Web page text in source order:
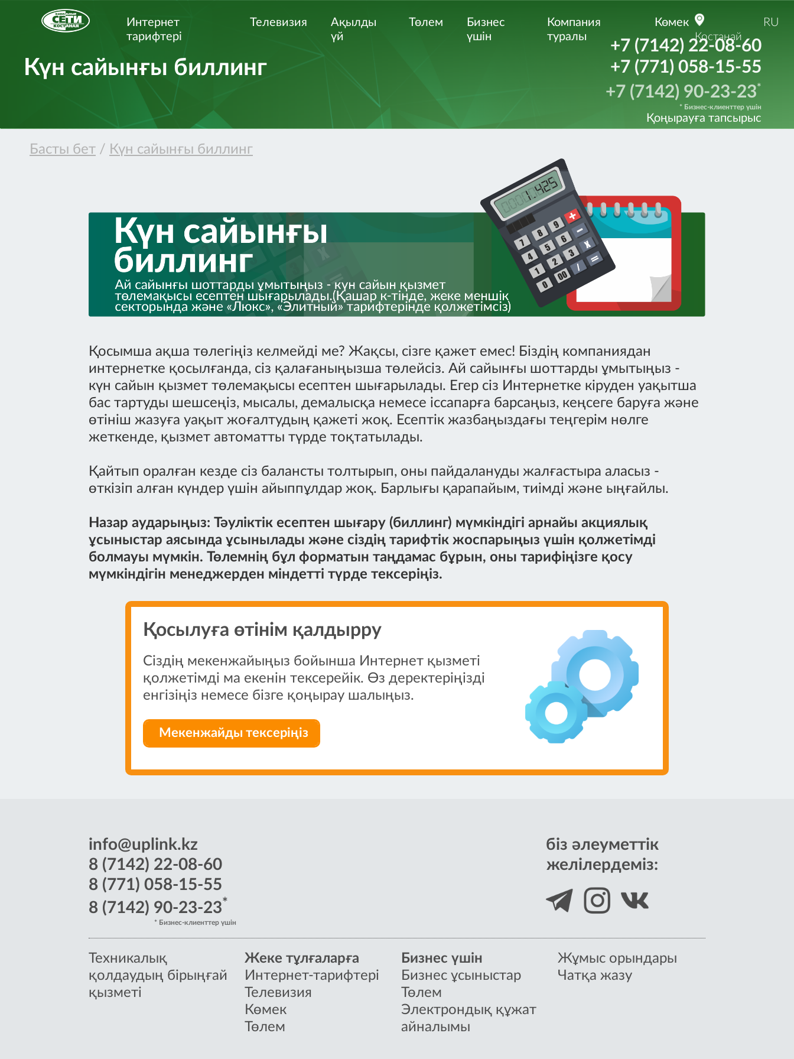
Интернет
тарифтерi
Телевизия
Ақылды
үй
Төлем
Бизнес
үшін
Компания
туралы
Көмек
Костанай
RU
Күн сайынғы биллинг
+7 (7142) 22-08-60
+7 (771) 058-15-55
+7 (7142) 90-23-23*
* Бизнес-клиенттер үшін
Қоңырауға тапсырыс
Басты бет / Күн сайынғы биллинг
Қосымша ақша төлегіңіз келмейді ме? Жақсы, сізге қажет емес! Біздің компаниядан
интернетке қосылғанда, сіз қалағаныңызша төлейсіз. Ай сайынғы шоттарды ұмытыңыз -
күн сайын қызмет төлемақысы есептен шығарылады. Егер сіз Интернетке кіруден уақытша
бас тартуды шешсеңіз, мысалы, демалысқа немесе іссапарға барсаңыз, кеңсеге баруға және
өтініш жазуға уақыт жоғалтудың қажеті жоқ. Есептік жазбаңыздағы теңгерім нөлге
жеткенде, қызмет автоматты түрде тоқтатылады.
Қайтып оралған кезде сіз балансты толтырып, оны пайдалануды жалғастыра аласыз -
өткізіп алған күндер үшін айыппұлдар жоқ. Барлығы қарапайым, тиімді және ыңғайлы.
Назар аударыңыз: Тәуліктік есептен шығару (биллинг) мүмкіндігі арнайы акциялық
ұсыныстар аясында ұсынылады және сіздің тарифтік жоспарыңыз үшін қолжетімді
болмауы мүмкін. Төлемнің бұл форматын таңдамас бұрын, оны тарифіңізге қосу
мүмкіндігін менеджерден міндетті түрде тексеріңіз.
Қосылуға өтінім қалдырру
Сіздің мекенжайыңыз бойынша Интернет қызметі
қолжетімді ма екенін тексерейік. Өз деректеріңізді
енгізіңіз немесе бізге қоңырау шалыңыз.
Мекенжайды тексеріңіз
info@uplink.kz
8 (7142) 22-08-60
8 (771) 058-15-55
8 (7142) 90-23-23*
* Бизнес-клиенттер үшін
біз әлеуметтік
желілердеміз:
Техникалық
қолдаудың бірыңғай
қызметі
Жеке тұлғаларға
Интернет-тарифтері
Телевизия
Көмек
Төлем
Бизнес үшін
Бизнес ұсыныстар
Төлем
Электрондық құжат
айналымы
Жұмыс орындары
Чатқа жазу